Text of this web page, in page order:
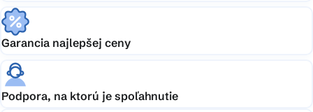
Garancia najlepšej ceny
Podpora, na ktorú je spoľahnutie